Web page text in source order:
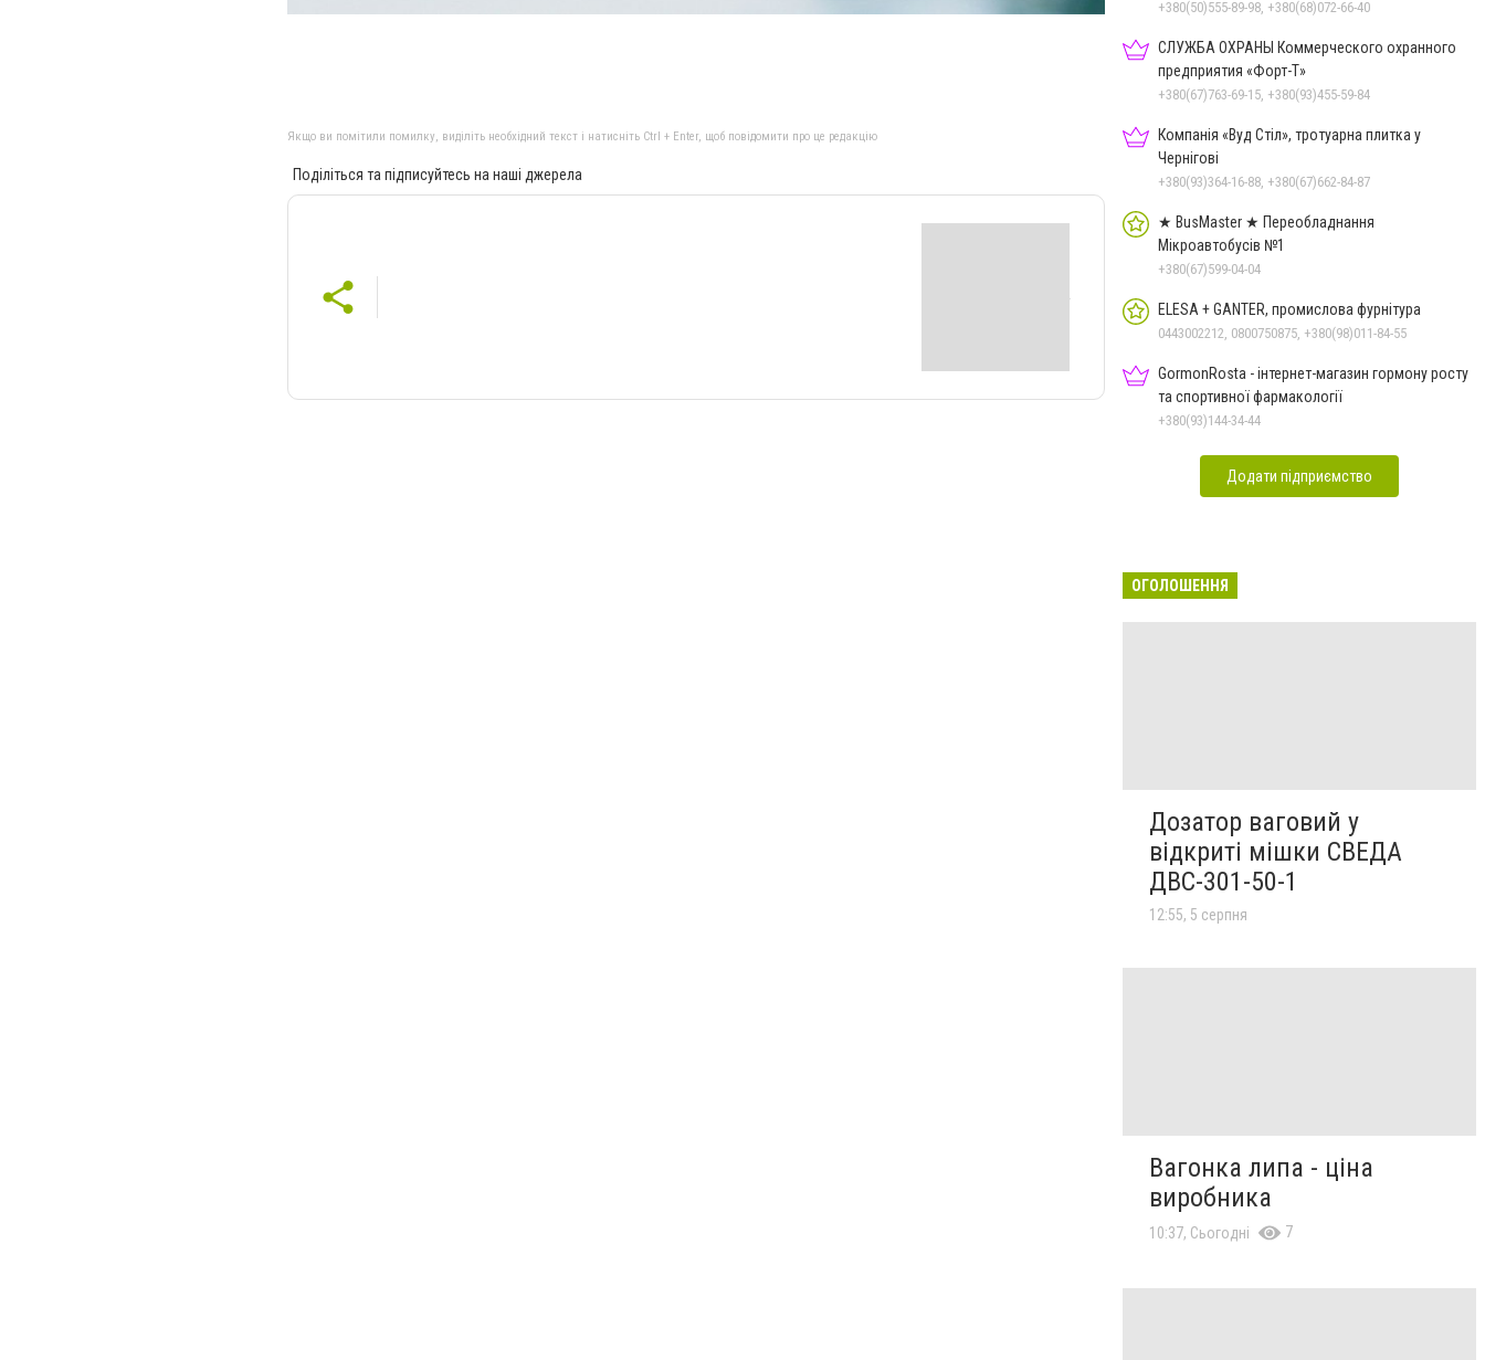
Якщо ви помітили помилку, виділіть необхідний текст і натисніть Ctrl + Enter, щоб повідомити про це редакцію
Поділіться та підписуйтесь на наші джерела
залежностей, неврозів т
+380(50)555-89-98, +380(68)072-66-40
СЛУЖБА ОХРАНЫ Коммерческого охранного
предприятия «Форт-Т»
+380(67)763-69-15, +380(93)455-59-84
Компанія «Вуд Стіл», тротуарна плитка у
Чернігові
+380(93)364-16-88, +380(67)662-84-87
★ BusMaster ★ Переобладнання
Мікроавтобусів №1
+380(67)599-04-04
ELESA + GANTER, промислова фурнітура
0443002212, 0800750875, +380(98)011-84-55
GormonRosta - інтернет-магазин гормону росту
та спортивної фармакології
+380(93)144-34-44
Додати підприємство
ОГОЛОШЕННЯ
Дозатор ваговий у
відкриті мішки СВЕДА
ДВС-301-50-1
12:55, 5 серпня
Вагонка липа - ціна
виробника
10:37, Сьогодні 7